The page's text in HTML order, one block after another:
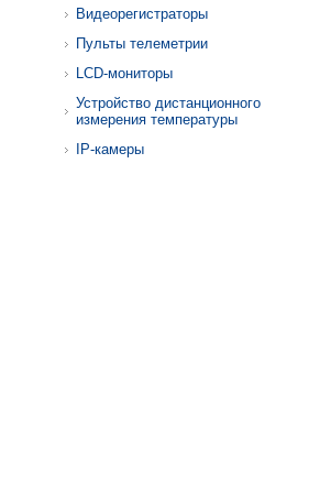
Видеорегистраторы
Пульты телеметрии
LCD-мониторы
Устройство дистанционного
измерения температуры
IP-камеры